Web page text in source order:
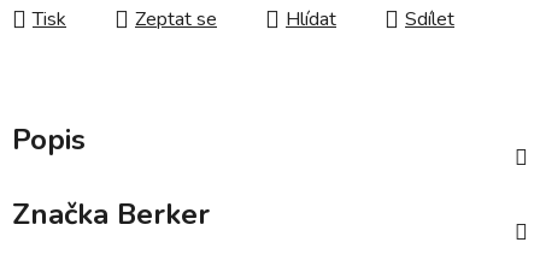
Tisk Zeptat se Hlídat Sdílet
Popis
Značka Berker